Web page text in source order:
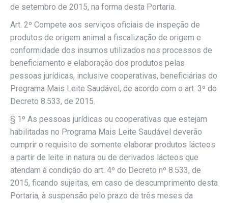
de setembro de 2015, na forma desta Portaria.
Art. 2º Compete aos serviços oficiais de inspeção de
produtos de origem animal a fiscalização de origem e
conformidade dos insumos utilizados nos processos de
beneficiamento e elaboração dos produtos pelas
pessoas jurídicas, inclusive cooperativas, beneficiárias do
Programa Mais Leite Saudável, de acordo com o art. 3º do
Decreto 8.533, de 2015.
§ 1º As pessoas jurídicas ou cooperativas que estejam
habilitadas no Programa Mais Leite Saudável deverão
cumprir o requisito de somente elaborar produtos lácteos
a partir de leite in natura ou de derivados lácteos que
atendam à condição do art. 4º do Decreto nº 8.533, de
2015, ficando sujeitas, em caso de descumprimento desta
Portaria, à suspensão pelo prazo de três meses da